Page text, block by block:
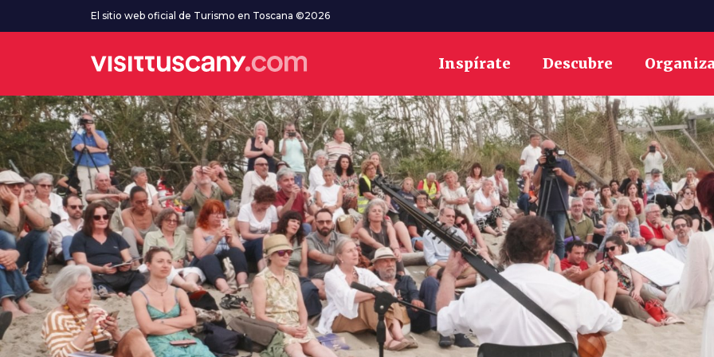
Ve al contenido principalEl sitio web oficial de Turismo en Toscana ©2026
Inspírate Descubre Organiza